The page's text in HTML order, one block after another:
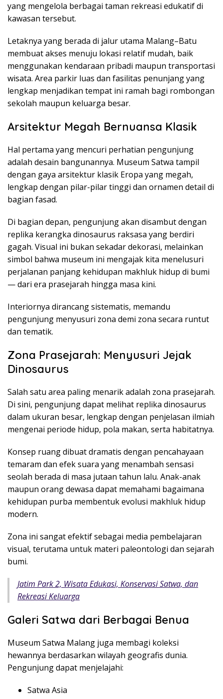
yang mengelola berbagai taman rekreasi edukatif di
kawasan tersebut.
Letaknya yang berada di jalur utama Malang–Batu
membuat akses menuju lokasi relatif mudah, baik
menggunakan kendaraan pribadi maupun transportasi
wisata. Area parkir luas dan fasilitas penunjang yang
lengkap menjadikan tempat ini ramah bagi rombongan
sekolah maupun keluarga besar.
Arsitektur Megah Bernuansa Klasik
Hal pertama yang mencuri perhatian pengunjung
adalah desain bangunannya. Museum Satwa tampil
dengan gaya arsitektur klasik Eropa yang megah,
lengkap dengan pilar-pilar tinggi dan ornamen detail di
bagian fasad.
Di bagian depan, pengunjung akan disambut dengan
replika kerangka dinosaurus raksasa yang berdiri
gagah. Visual ini bukan sekadar dekorasi, melainkan
simbol bahwa museum ini mengajak kita menelusuri
perjalanan panjang kehidupan makhluk hidup di bumi
— dari era prasejarah hingga masa kini.
Interiornya dirancang sistematis, memandu
pengunjung menyusuri zona demi zona secara runtut
dan tematik.
Zona Prasejarah: Menyusuri Jejak
Dinosaurus
Salah satu area paling menarik adalah zona prasejarah.
Di sini, pengunjung dapat melihat replika dinosaurus
dalam ukuran besar, lengkap dengan penjelasan ilmiah
mengenai periode hidup, pola makan, serta habitatnya.
Konsep ruang dibuat dramatis dengan pencahayaan
temaram dan efek suara yang menambah sensasi
seolah berada di masa jutaan tahun lalu. Anak-anak
maupun orang dewasa dapat memahami bagaimana
kehidupan purba membentuk evolusi makhluk hidup
modern.
Zona ini sangat efektif sebagai media pembelajaran
visual, terutama untuk materi paleontologi dan sejarah
bumi.
Jatim Park 2, Wisata Edukasi, Konservasi Satwa, dan
Rekreasi Keluarga
Galeri Satwa dari Berbagai Benua
Museum Satwa Malang juga membagi koleksi
hewannya berdasarkan wilayah geografis dunia.
Pengunjung dapat menjelajahi:
Satwa Asia